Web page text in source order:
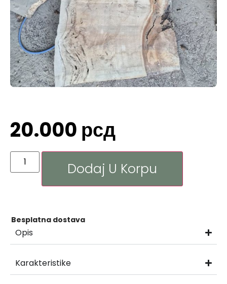
20.000 рсд
Dodaj U Korpu
Besplatna dostava
Opis
Karakteristike